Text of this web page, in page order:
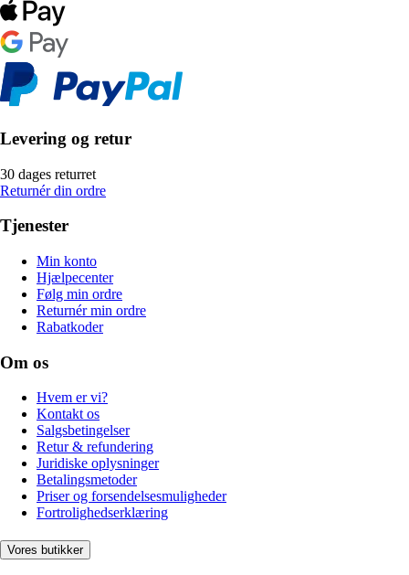
Levering og retur
30 dages returret
Returnér din ordre
Tjenester
Min konto
Hjælpecenter
Følg min ordre
Returnér min ordre
Rabatkoder
Om os
Hvem er vi?
Kontakt os
Salgsbetingelser
Retur & refundering
Juridiske oplysninger
Betalingsmetoder
Priser og forsendelsesmuligheder
Fortrolighedserklæring
Vores butikker